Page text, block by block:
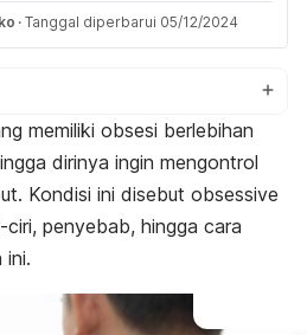
· Tanggal diperbarui 05/12/2024
memiliki obsesi berlebihan
dirinya ingin mengontrol
Kondisi ini disebut obsessive
ciri, penyebab, hingga cara
ini.